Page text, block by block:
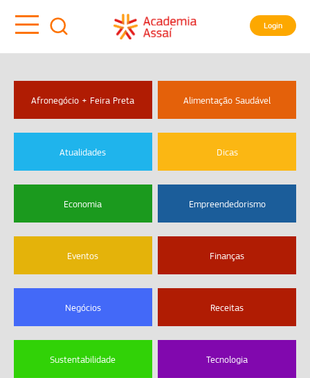
Login
Afronegócio + Feira Preta Alimentação Saudável
Atualidades Dicas
Economia Empreendedorismo
Eventos Finanças
Negócios Receitas
Sustentabilidade Tecnologia